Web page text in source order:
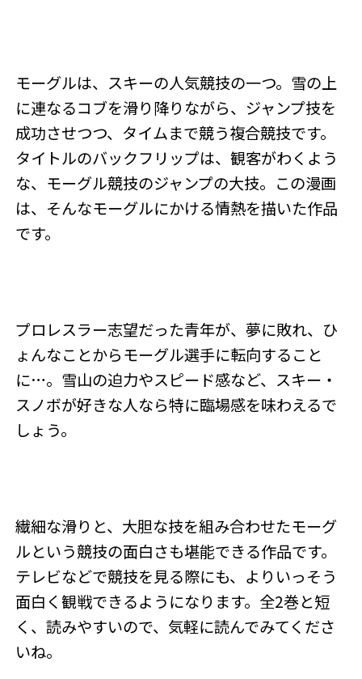
モーグルは、スキーの人気競技の一つ。雪の上
に連なるコブを滑り降りながら、ジャンプ技を
成功させつつ、タイムまで競う複合競技です。
タイトルのバックフリップは、観客がわくよう
な、モーグル競技のジャンプの大技。この漫画
は、そんなモーグルにかける情熱を描いた作品
です。
プロレスラー志望だった青年が、夢に敗れ、ひ
ょんなことからモーグル選手に転向すること
に…。雪山の迫力やスピード感など、スキー・
スノボが好きな人なら特に臨場感を味わえるで
しょう。
繊細な滑りと、大胆な技を組み合わせたモーグ
ルという競技の面白さも堪能できる作品です。
テレビなどで競技を見る際にも、よりいっそう
面白く観戦できるようになります。全2巻と短
く、読みやすいので、気軽に読んでみてくださ
いね。